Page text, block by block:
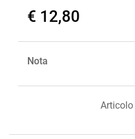
€ 12,80
Nota